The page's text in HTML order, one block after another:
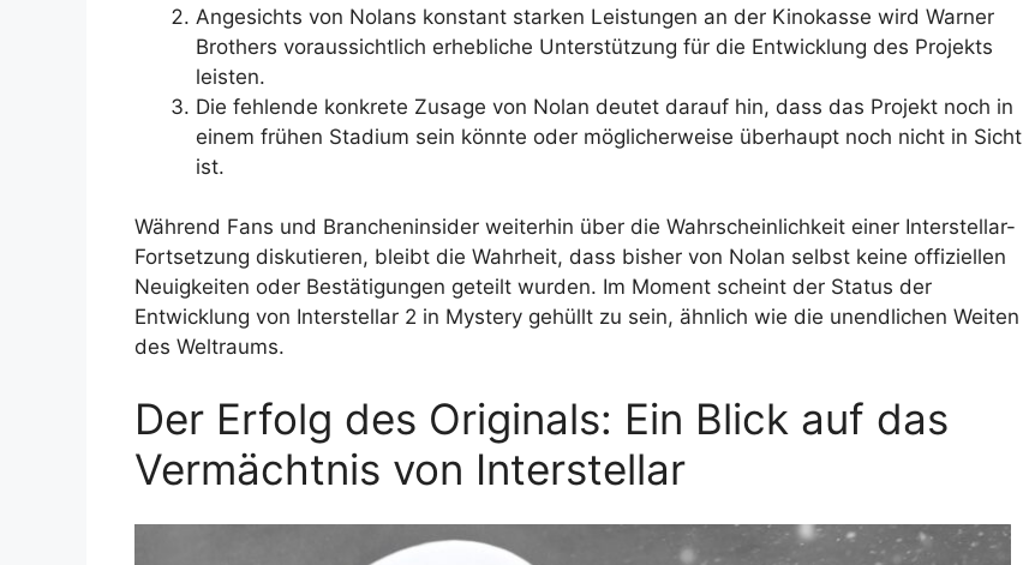
Angesichts von Nolans konstant starken Leistungen an der Kinokasse wird Warner
Brothers voraussichtlich erhebliche Unterstützung für die Entwicklung des Projekts
leisten.
Die fehlende konkrete Zusage von Nolan deutet darauf hin, dass das Projekt noch in
einem frühen Stadium sein könnte oder möglicherweise überhaupt noch nicht in Sicht
ist.
Während Fans und Brancheninsider weiterhin über die Wahrscheinlichkeit einer Interstellar-
Fortsetzung diskutieren, bleibt die Wahrheit, dass bisher von Nolan selbst keine offiziellen
Neuigkeiten oder Bestätigungen geteilt wurden. Im Moment scheint der Status der
Entwicklung von Interstellar 2 in Mystery gehüllt zu sein, ähnlich wie die unendlichen Weiten
des Weltraums.
Der Erfolg des Originals: Ein Blick auf das
Vermächtnis von Interstellar